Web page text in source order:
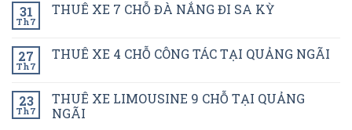
31
Th7
THUÊ XE 7 CHỖ ĐÀ NẮNG ĐI SA KỲ
27
Th7
THUÊ XE 4 CHỖ CÔNG TÁC TẠI QUẢNG NGÃI
23
Th7
THUÊ XE LIMOUSINE 9 CHỖ TẠI QUẢNG
NGÃI